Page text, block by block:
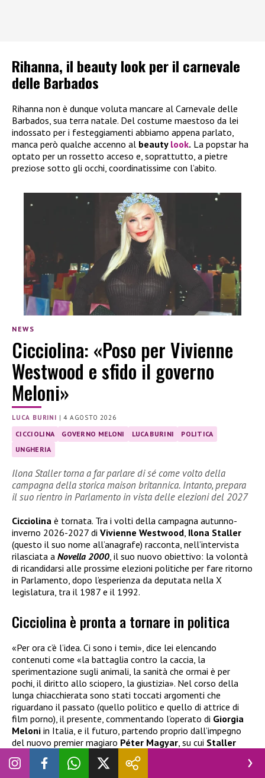
Rihanna, il beauty look per il carnevale
delle Barbados
Rihanna non è dunque voluta mancare al Carnevale delle
Barbados, sua terra natale. Del costume maestoso da lei
indossato per i festeggiamenti abbiamo appena parlato,
manca però qualche accenno al beauty look. La popstar ha
optato per un rossetto acceso e, soprattutto, a pietre
preziose sotto gli occhi, coordinatissime con l’abito.
NEWS
Cicciolina: «Poso per Vivienne
Westwood e sfido il governo
Meloni»
LUCA BURINI |4 AGOSTO 2026
CICCIOLINA GOVERNO MELONI LUCA BURINI
POLITICA
UNGHERIA
Ilona Staller torna a far parlare di sé come volto della
campagna della storica maison britannica. Intanto, prepara
il suo rientro in Parlamento in vista delle elezioni del 2027
Cicciolina è tornata. Tra i volti della campagna autunno-
inverno 2026-2027 di Vivienne Westwood Ilona Staller
(questo il suo nome all’anagrafe) racconta, nell’intervista
rilasciata a Novella 2000 , il suo nuovo obiettivo: la volontà
di ricandidarsi alle prossime elezioni politiche per fare ritorno
in Parlamento, dopo l’esperienza da deputata nella X
legislatura, tra il 1987 e il 1992.
Cicciolina è pronta a tornare in politica
«Per ora c’è l’idea. Ci sono i temi», dice lei elencando
contenuti come «la battaglia contro la caccia, la
sperimentazione sugli animali, la sanità che ormai è per
pochi, il diritto allo sciopero, la giustizia». Nel corso della
lunga chiacchierata sono stati toccati argomenti che
riguardano il passato (quello politico e quello di attrice di
film porno), il presente, commentando l’operato di Giorgia
Meloni in Italia, e il futuro, partendo proprio dall’impegno
del nuovo premier magiaro Péter Magyar, su cui Staller
ripone la massima fiducia.